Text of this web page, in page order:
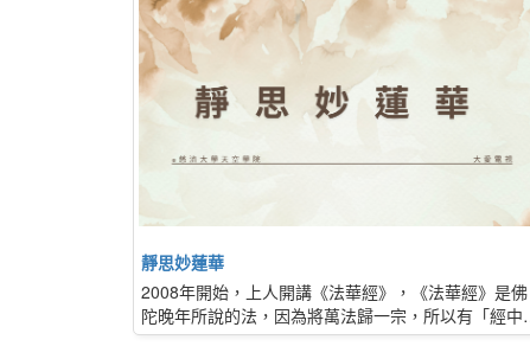
靜思妙蓮華
2008年開始，上人開講《法華經》，《法華經》是佛
陀晚年所說的法，因為將萬法歸一宗，所以有「經中
王」的名號，是入世修行之道。這部經就像蓮花一樣